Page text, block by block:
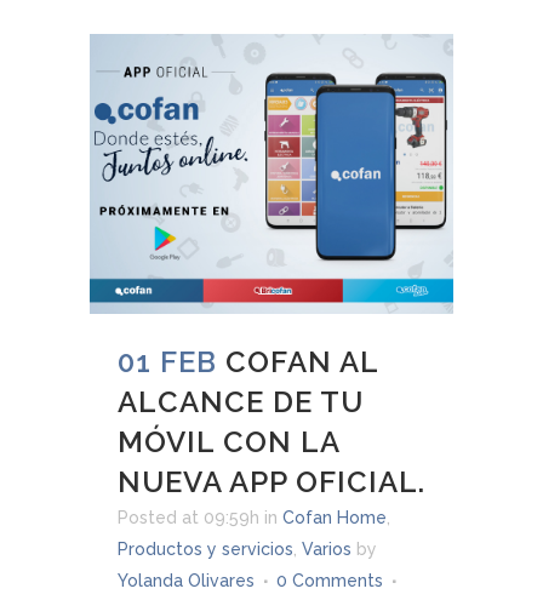
01 FEB COFAN AL
ALCANCE DE TU
MÓVIL CON LA
NUEVA APP OFICIAL.
Posted at 09:59h in Cofan Home
Productos y servicios Varios by
Yolanda Olivares
0 Comments